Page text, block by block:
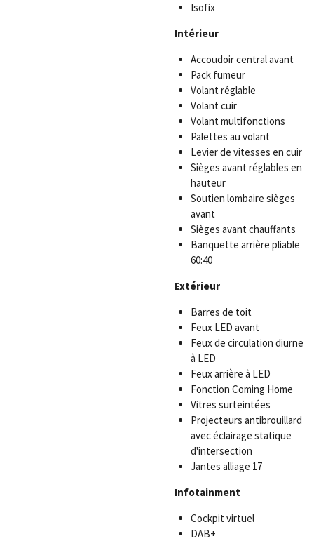
Isofix
Intérieur
Accoudoir central avant
Pack fumeur
Volant réglable
Volant cuir
Volant multifonctions
Palettes au volant
Levier de vitesses en cuir
Sièges avant réglables en
hauteur
Soutien lombaire sièges
avant
Sièges avant chauffants
Banquette arrière pliable
60:40
Extérieur
Barres de toit
Feux LED avant
Feux de circulation diurne
à LED
Feux arrière à LED
Fonction Coming Home
Vitres surteintées
Projecteurs antibrouillard
avec éclairage statique
d'intersection
Jantes alliage 17
Infotainment
Cockpit virtuel
DAB+